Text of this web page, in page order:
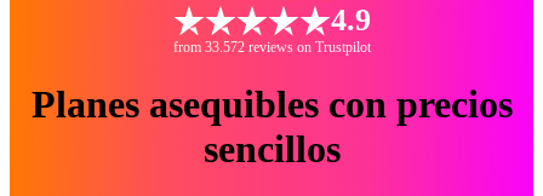
4.9
from 33.572 reviews on Trustpilot
Planes asequibles con precios
sencillos